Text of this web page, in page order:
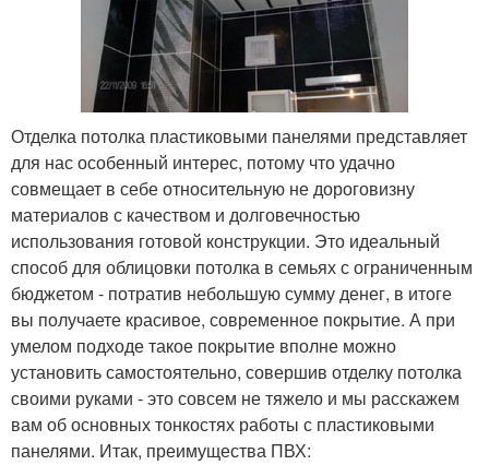
Отделка потолка пластиковыми панелями представляет
для нас особенный интерес, потому что удачно
совмещает в себе относительную не дороговизну
материалов с качеством и долговечностью
использования готовой конструкции. Это идеальный
способ для облицовки потолка в семьях с ограниченным
бюджетом - потратив небольшую сумму денег, в итоге
вы получаете красивое, современное покрытие. А при
умелом подходе такое покрытие вполне можно
установить самостоятельно, совершив отделку потолка
своими руками - это совсем не тяжело и мы расскажем
вам об основных тонкостях работы с пластиковыми
панелями. Итак, преимущества ПВХ: